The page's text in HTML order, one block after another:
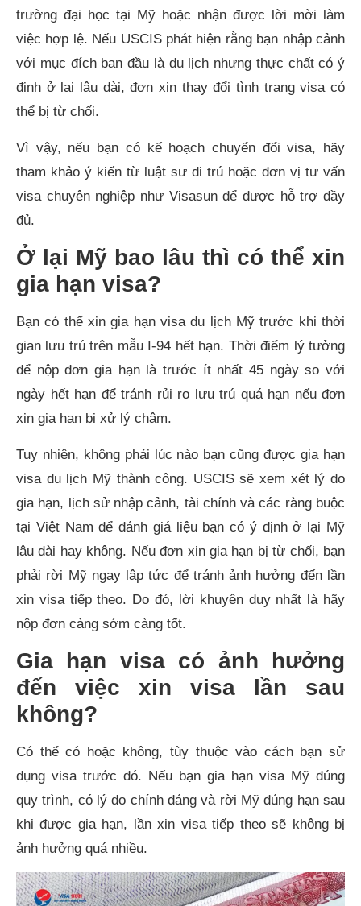
trường đại học tại Mỹ hoặc nhận được lời mời làm
việc hợp lệ. Nếu USCIS phát hiện rằng bạn nhập cảnh
với mục đích ban đầu là du lịch nhưng thực chất có ý
định ở lại lâu dài, đơn xin thay đổi tình trạng visa có
thể bị từ chối.
Vì vậy, nếu bạn có kế hoạch chuyển đổi visa, hãy
tham khảo ý kiến từ luật sư di trú hoặc đơn vị tư vấn
visa chuyên nghiệp như Visasun để được hỗ trợ đầy
đủ.
Ở lại Mỹ bao lâu thì có thể xin
gia hạn visa?
Bạn có thể xin gia hạn visa du lịch Mỹ trước khi thời
gian lưu trú trên mẫu I-94 hết hạn. Thời điểm lý tưởng
để nộp đơn gia hạn là trước ít nhất 45 ngày so với
ngày hết hạn để tránh rủi ro lưu trú quá hạn nếu đơn
xin gia hạn bị xử lý chậm.
Tuy nhiên, không phải lúc nào bạn cũng được gia hạn
visa du lịch Mỹ thành công. USCIS sẽ xem xét lý do
gia hạn, lịch sử nhập cảnh, tài chính và các ràng buộc
tại Việt Nam để đánh giá liệu bạn có ý định ở lại Mỹ
lâu dài hay không. Nếu đơn xin gia hạn bị từ chối, bạn
phải rời Mỹ ngay lập tức để tránh ảnh hưởng đến lần
xin visa tiếp theo. Do đó, lời khuyên duy nhất là hãy
nộp đơn càng sớm càng tốt.
Gia hạn visa có ảnh hưởng
đến việc xin visa lần sau
không?
Có thể có hoặc không, tùy thuộc vào cách bạn sử
dụng visa trước đó. Nếu bạn gia hạn visa Mỹ đúng
quy trình, có lý do chính đáng và rời Mỹ đúng hạn sau
khi được gia hạn, lần xin visa tiếp theo sẽ không bị
ảnh hưởng quá nhiều.